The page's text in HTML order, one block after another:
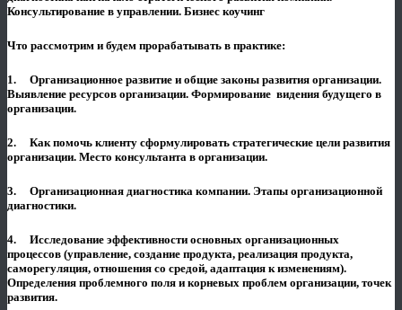
Консультирование в управлении. Бизнес коучинг
Что рассмотрим и будем прорабатывать в практике:
1. Организационное развитие и общие законы развития организаци­и.
Выявление ресурсов организации. Формирование видения будущего в
организации.
2. Как помочь клиенту сформулировать стратегические цели развития
организации. Место консультан­та в организаци­и.
3. Организационная диагностика компании. Этапы организационной
диагностики.
4. Исследование эффективности основных организационных
процессов (управление, создание продукта, реализация продукта,
саморегуляция, отношения со средой, адаптация к изменениям).
Определения проблемного поля и корневых проблем организации, точек
развития.